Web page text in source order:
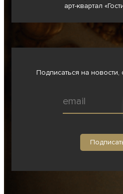
арт-квартал
Подписаться на